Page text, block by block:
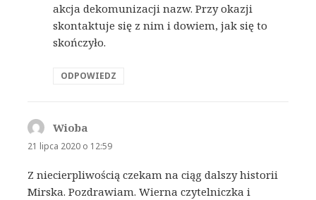
akcja dekomunizacji nazw. Przy okazji
skontaktuje się z nim i dowiem, jak się to
skończyło.
ODPOWIEDZ
Wiobapisze:
21 lipca 2020 o 12:59
Z niecierpliwością czekam na ciąg dalszy historii
Mirska. Pozdrawiam. Wierna czytelniczka i